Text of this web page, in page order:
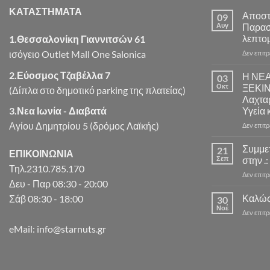
ΚΑΤΑΣΤΗΜΑΤΑ
1.Θεσσαλονίκη Γιαννιτσών 61
ισόγειο Outlet Mall One Salonica
2.Εύοσμος Τζαβέλλα 7
(Δίπλα στο δημοτικό parking της πλατείας)
3.Νεα Ιωνία - Διαβατά
Αγίου Δημητρίου 5 (δρόμος Λαϊκής)
ΕΠΙΚΟΙΝΩΝΙΑ
Τηλ.2310.785.170
Δευ - Παρ 08:30 - 20:00
Σάβ 08:30 - 18:00
eMail: info@starnuts.gr
09
Αυγ
Δεν
03
Οκτ
Η
Υγεία
Δεν
21
Σεπ
στην
Δεν
30
Νοέ
Καλώς
Δεν